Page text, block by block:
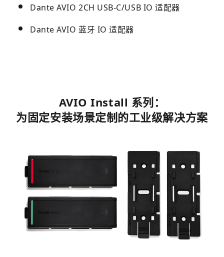
Dante AVIO 2CH USB-C/USB IO 适配器
Dante AVIO 蓝牙 IO 适配器
AVIO Install 系列：
为固定安装场景定制的工业级解决方案